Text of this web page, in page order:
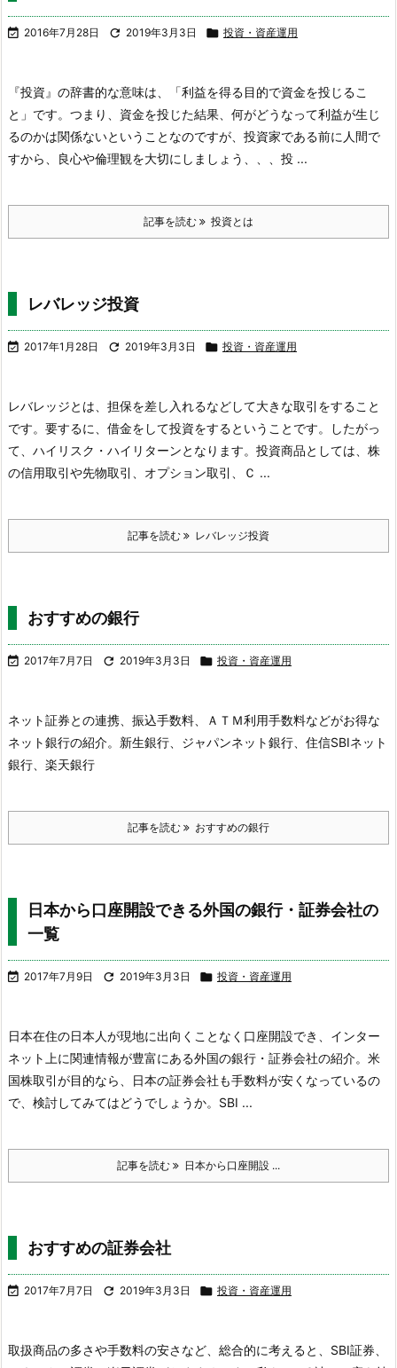
 2016年7月28日  2019年3月3日  投資・資産運用
『投資』の辞書的な意味は、「利益を得る目的で資金を投じるこ
と」です。 つまり、資金を投じた結果、何がどうなって利益が生じ
るのかは関係ないということなのですが、投資家である前に人間で
すから、良心や倫理観を大切にしましょう、、、投 ...
記事を読む 投資とは
レバレッジ投資
 2017年1月28日  2019年3月3日  投資・資産運用
レバレッジとは、担保を差し入れるなどして大きな取引をすること
です。要するに、借金をして投資をするということです。したがっ
て、ハイリスク・ハイリターンとなります。 投資商品としては、株
の信用取引や先物取引、オプション取引、Ｃ ...
記事を読む レバレッジ投資
おすすめの銀行
 2017年7月7日  2019年3月3日  投資・資産運用
ネット証券との連携、振込手数料、ＡＴＭ利用手数料などがお得な
ネット銀行の紹介。 新生銀行、ジャパンネット銀行、住信SBIネット
銀行、楽天銀行
記事を読む おすすめの銀行
日本から口座開設できる外国の銀行・証券会社の
一覧
 2017年7月9日  2019年3月3日  投資・資産運用
日本在住の日本人が現地に出向くことなく口座開設でき、インター
ネット上に関連情報が豊富にある外国の銀行・証券会社の紹介。 米
国株取引が目的なら、日本の証券会社も手数料が安くなっているの
で、検討してみてはどうでしょうか。SBI ...
記事を読む 日本から口座開設 ...
おすすめの証券会社
 2017年7月7日  2019年3月3日  投資・資産運用
取扱商品の多さや手数料の安さなど、総合的に考えると、SBI証券、